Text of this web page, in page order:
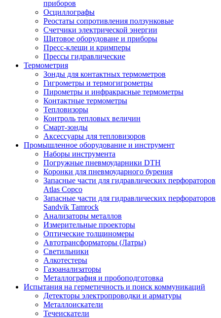
приборов
Осциллографы
Реостаты сопротивления ползунковые
Счетчики электрической энергии
Щитовое оборудоване и приборы
Пресс-клещи и кримперы
Прессы гидравлические
Термометрия
Зонды для контактных термометров
Гигрометры и термогигрометры
Пирометры и инфракрасные термометры
Контактные термометры
Тепловизоры
Контроль тепловых величин
Смарт-зонды
Аксессуары для тепловизоров
Промышленное оборудование и инструмент
Наборы инструмента
Погружные пневмоударники DTH
Коронки для пневмоударного бурения
Запасные части для гидравлических перфораторов
Atlas Copco
Запасные части для гидравлических перфораторов
Sandvik Tamrock
Анализаторы металлов
Измерительные проекторы
Оптические толщиномеры
Автотрансформаторы (Латры)
Светильники
Алкотестеры
Газоанализаторы
Металлография и пробоподготовка
Испытания на герметичность и поиск коммуникаций
Детекторы электропроводки и арматуры
Металлоискатели
Течеискатели